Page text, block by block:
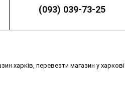
(093) 039-73-25
харків, перевезти магазин у харкові